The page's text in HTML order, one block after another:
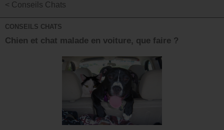
< Conseils Chats
CONSEILS CHATS
Chien et chat malade en voiture, que faire ?